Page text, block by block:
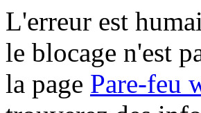
L'erreur est
le blocage n'est
la page Pare-feu